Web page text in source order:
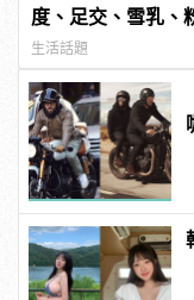
度、足交、雪乳、
連結！ |
生活話題